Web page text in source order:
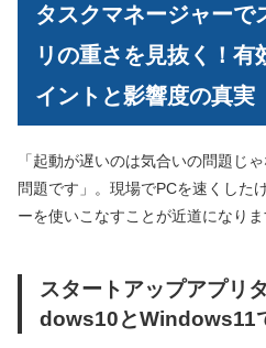
タスクマネージャーで
リの重さを見抜く！有
イントと影響度の真実
「起動が遅いのは気合いの問題じ
問題です」。現場でPCを速くした
ーを使いこなすことが近道になりま
スタートアップアプリ
dows10とWindows11